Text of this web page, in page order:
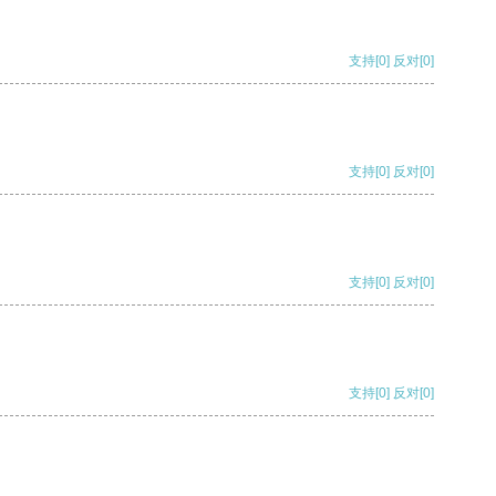
支持[0] 反对[0]
支持[0] 反对[0]
支持[0] 反对[0]
支持[0] 反对[0]